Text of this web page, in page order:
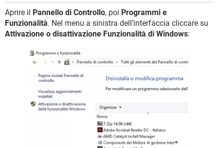
Aprire il Pannello di Controllo, poi Programmi e
Funzionalità. Nel menu a sinistra dell’interfaccia cliccare su
Attivazione o disattivazione Funzionalità di Windows: